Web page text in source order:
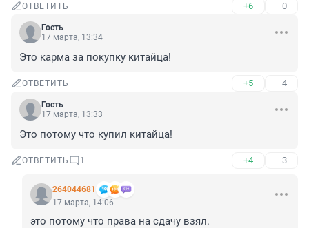
ОТВЕТИТЬ +6 –0
Гость
17 марта, 13:34
Это карма за покупку китайца!
ОТВЕТИТЬ +5 –4
Гость
17 марта, 13:33
Это потому что купил китайца!
ОТВЕТИТЬ 1 +4 –3
264044681
17 марта, 14:06
это потому что права на сдачу взял.